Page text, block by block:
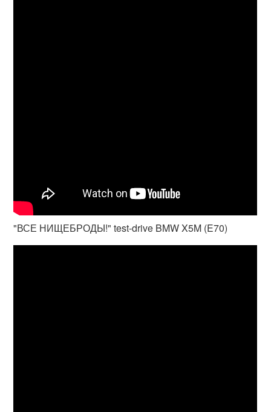
"ВСЕ НИЩЕБРОДЫ!" test-drive BMW X5M (E70)